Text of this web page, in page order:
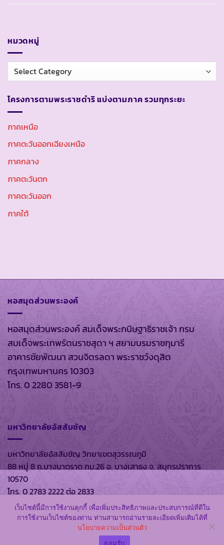
หมวดหมู่
หมวด
หมู่
โครงการตามพระราชดำริ แบ่งตามภาค รวมทุกระยะ
ภาคเหนือ
ภาคตะวันออกเฉียงเหนือ
ภาคกลาง
ภาคตะวันตก
ภาคตะวันออก
ภาคใต้
หอสมุดส่วนพระองค์
หอสมุดส่วนพระองค์ สมเด็จพระกนิษฐาธิราชเจ้า กรม
สมเด็จพระเทพรัตนราชสุดา ฯ สยามบรมราชกุมารี
อาคารชัยพัฒนา สวนจิตรลดา พระราชวังดุสิต
กรุงเทพมหานคร 10303
โทร. 0 2280 3581-9
มหาวิทยาลัยอัสสัมชัญ
มหาวิทยาลัยอัสสัมชัญ วิทยาเขตสุวรรณภูมิ
88 หมู่ 8 ถ.บางนาตราด กม.26 อ. บางเสาธง จ. สมุทรปราการ
10570
โทร. 0 2783 2222 ต่อ 2833
สงวนลิขสิทธิ์ พ.ศ. 2569 ตาม พรบ.ลิขสิทธิ์ พ.ศ. 2537 โดย
เว็บไซต์นี้มีการใช้งานคุกกี้ เพื่อเพิ่มประสิทธิภาพและประสบการณ์ที่ดีใน
การใช้งานเว็บไซต์ของท่าน ท่านสามารถอ่านรายละเอียดเพิ่มเติมได้ที่
นโยบายความเป็นส่วนตัว
ยอมรับ